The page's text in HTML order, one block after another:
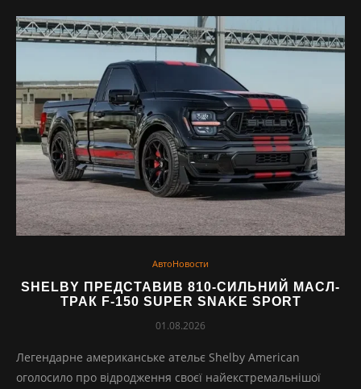
АвтоНовости
SHELBY ПРЕДСТАВИВ 810-СИЛЬНИЙ МАСЛ-
ТРАК F-150 SUPER SNAKE SPORT
01.08.2026
Легендарне американське ательє Shelby American
оголосило про відродження своєї найекстремальнішої